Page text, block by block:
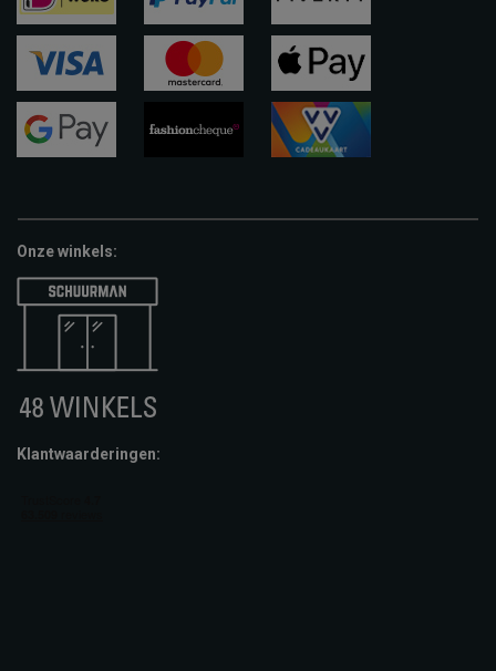
ideal paypal riverty
visa
apple-
pay
Onze winkels:
Klantwaarderingen: